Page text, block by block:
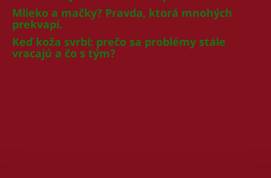
Mlieko a mačky? Pravda, ktorá mnohých
prekvapí.
Keď koža svrbí: prečo sa problémy stále
vracajú a čo s tým?